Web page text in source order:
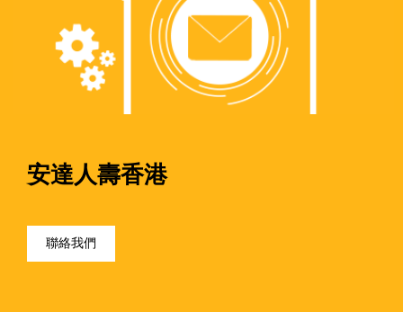
安達人壽香港
聯絡我們